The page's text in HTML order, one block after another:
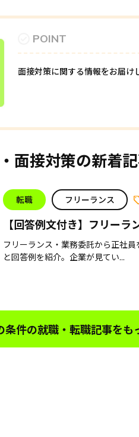
POINT
面接対策に関する情報をお届け
面接対策の新着
転職 フリーランス
【回答例文付き】フリー
接では何を聞かれる？
フリーランス・業務委託から正社
と回答例を紹介。企業が見てい...
条件の就職・転職記事をも